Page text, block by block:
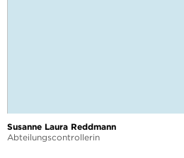
Susanne Laura Reddmann
Abteilungscontrollerin